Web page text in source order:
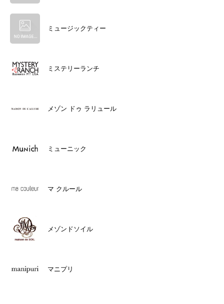
ミュージックティー
ミステリーランチ
メゾン ドゥ ラリュール
ミューニック
マ クルール
メゾンドソイル
マニプリ